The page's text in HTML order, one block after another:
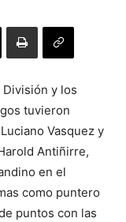
División y los
tuvieron
Vasquez y
Antiñirre,
en el
como puntero
puntos con las